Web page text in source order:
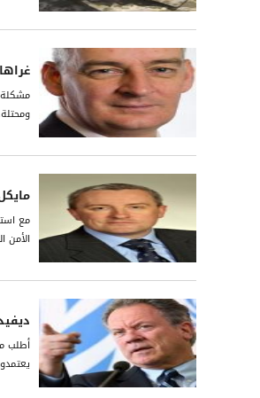
مشكلة
مع
الأمن الدولي رقم 2451. وتظهر المعلومات
أطلب